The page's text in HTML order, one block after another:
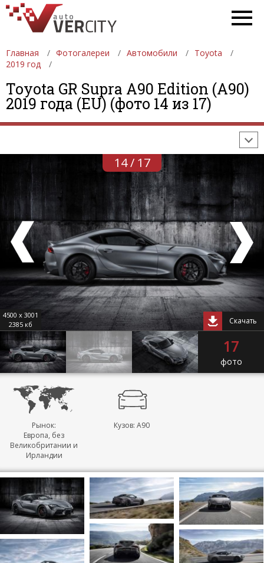
Главная Фотогалереи Автомобили
Toyota
2019 год
Toyota GR Supra A90 Edition (A90)
2019 года (EU) (фото 14 из 17)
ФОТОГАЛЕРЕИ АВТОМОБИЛИ
ДЕВУШКИ
АВТОСАЛОНЫ
ФОРМУЛА-1
14 / 17
4500 x 3001
2385 кб
Скачать
17
фото
Рынок:
Европа, без
Великобритании и
Ирландии
Кузов: A90